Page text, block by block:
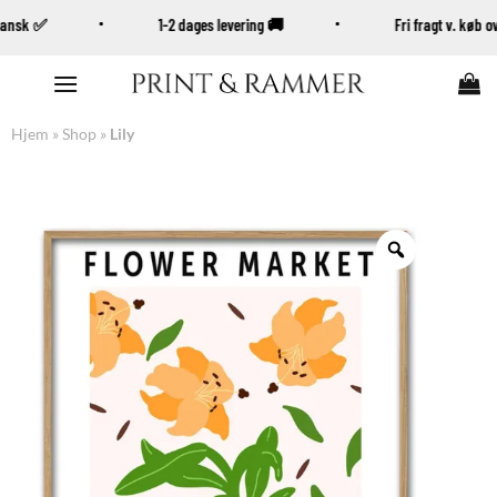
✅ 1-2 dages levering 🚚 Fri fragt v. køb
indhold
Hjem »Shop » Lily